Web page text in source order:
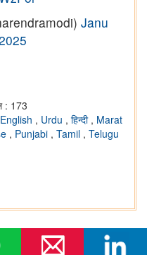
Janu
: 173
English , Urdu , हिन्दी , Marat
, Punjabi , Tamil , Telugu